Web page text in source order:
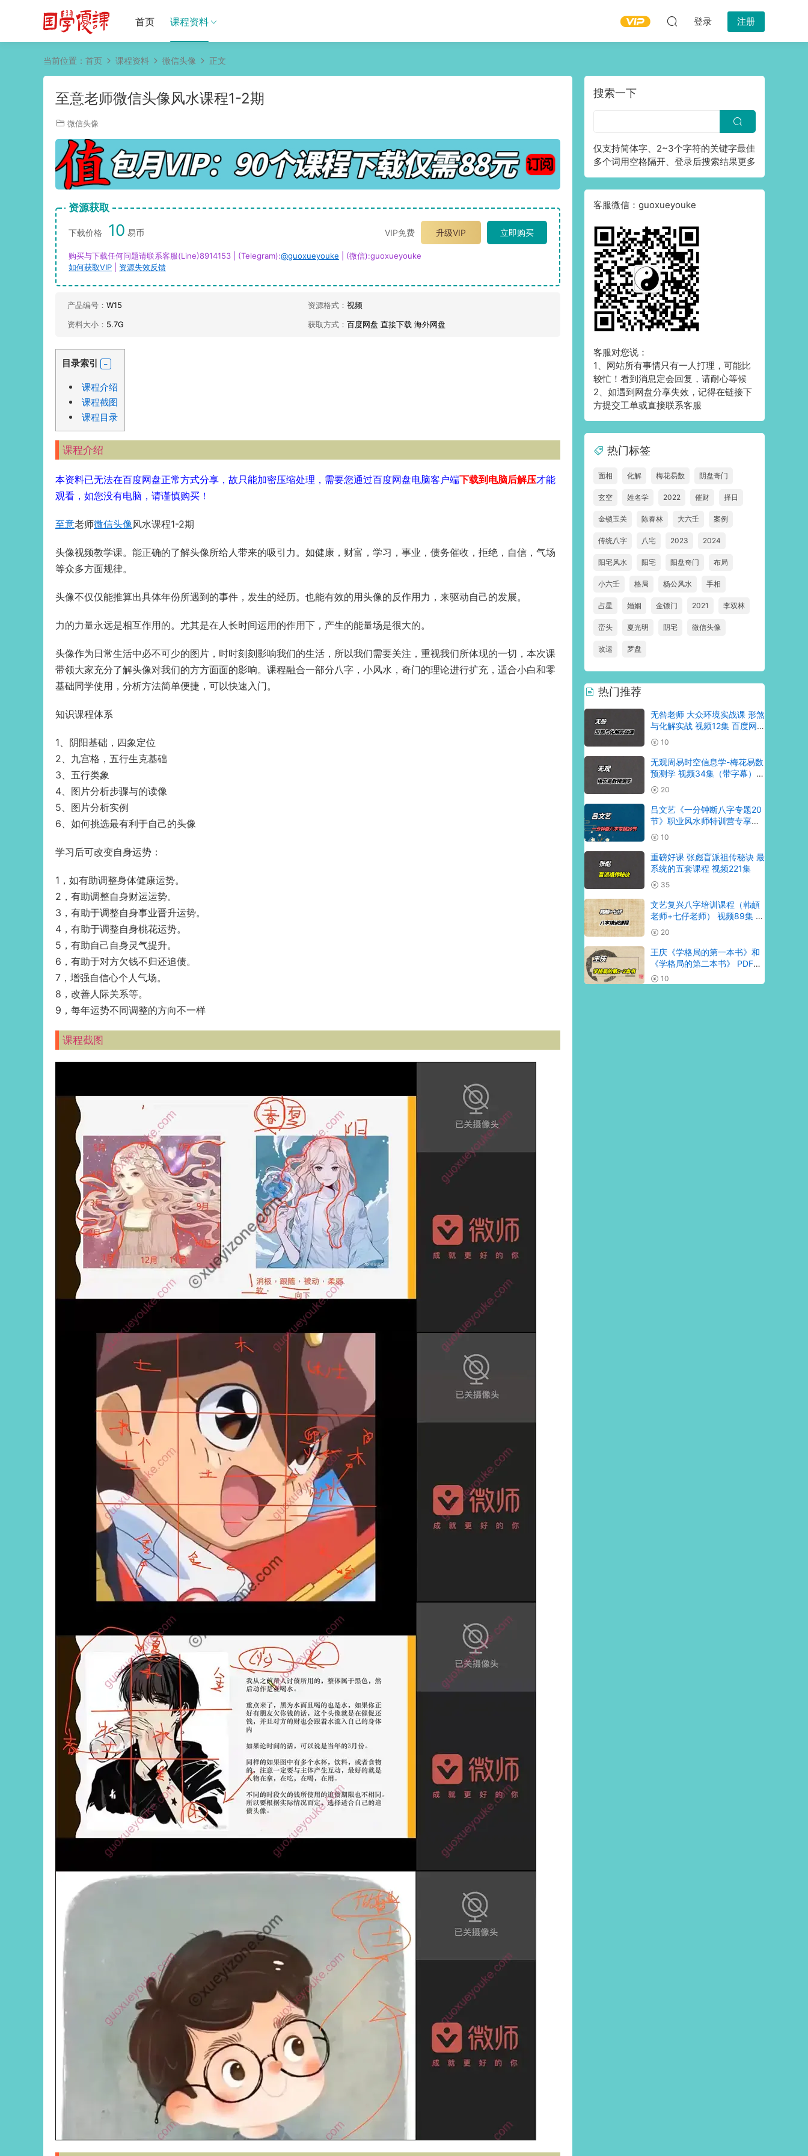
首页 课程资料 登录 注册
当前位置： 首页 课程资料 微信头像 正文
至意老师微信头像风水课程1-2期
微信头像
资源获取
下载价格 10 易币 VIP免费 升级VIP 立即购买
购买与下载任何问题请联系客服(Line)8914153 | (Telegram):@guoxueyouke | (微信):guoxueyouke
如何获取VIP
资源失效反馈
产品编号： W15 资源格式： 视频
资料大小： 5.7G 获取方式： 百度网盘 直接下载 海外网盘
目录索引
课程介绍
课程截图
课程目录
课程介绍
本资料已无法在百度网盘正常方式分享，故只能加密压缩处理，需要您通过百度网盘电脑客户端下载到电脑后解压才能
观看，如您没有电脑，请谨慎购买！
至意老师微信头像风水课程1-2期
头像视频教学课。能正确的了解头像所给人带来的吸引力。如健康，财富，学习，事业，债务催收，拒绝，自信，气场
等众多方面规律。
头像不仅仅能推算出具体年份所遇到的事件，发生的经历。也能有效的用头像的反作用力，来驱动自己的发展。
力的力量永远是相互作用的。尤其是在人长时间运用的作用下，产生的能量场是很大的。
头像作为日常生活中必不可少的图片，时时刻刻影响我们的生活，所以我们需要关注，重视我们所体现的一切，本次课
带领大家充分了解头像对我们的方方面面的影响。课程融合一部分八字，小风水，奇门的理论进行扩充，适合小白和零
基础同学使用，分析方法简单便捷，可以快速入门。
知识课程体系
1、阴阳基础，四象定位
2、九宫格，五行生克基础
3、五行类象
4、图片分析步骤与的读像
5、图片分析实例
6、如何挑选最有利于自己的头像
学习后可改变自身运势：
1，如有助调整身体健康运势。
2，有助调整自身财运运势。
3，有助于调整自身事业晋升运势。
4，有助于调整自身桃花运势。
5，有助自己自身灵气提升。
6，有助于对方欠钱不归还追债。
7，增强自信心个人气场。
8，改善人际关系等。
9，每年运势不同调整的方向不一样
课程截图
搜索一下
仅支持简体字、2~3个字符的关键字最佳
多个词用空格隔开、登录后搜索结果更多
客服微信：guoxueyouke
客服对您说：
1、网站所有事情只有一人打理，可能比
较忙！看到消息定会回复，请耐心等候
2、如遇到网盘分享失效，记得在链接下
方提交工单或直接联系客服
热门标签
面相 化解 梅花易数 阴盘奇门
玄空 姓名学 2022 催财 择日
金锁玉关 陈春林 大六壬 案例
传统八字 八宅 2023 2024
阳宅风水 阳宅 阳盘奇门 布局
小六壬 格局 杨公风水 手相
占星 婚姻 金镖门 2021 李双林
峦头 夏光明 阴宅 微信头像
改运 罗盘
热门推荐
无咎老师 大众环境实战课 形煞
与化解实战 视频12集 百度网
盘分享
10
无观周易时空信息学-梅花易数
预测学 视频34集（带字幕）
百度网盘分享
20
吕文艺《一分钟断八字专题20
节》职业风水师特训营专享
PDF195页
10
重磅好课 张彪盲派祖传秘诀 最
系统的五套课程 视频221集
35
文艺复兴八字培训课程（韩頔
老师+七仔老师） 视频89集 百
度网盘分享
20
王庆《学格局的第一本书》和
《学格局的第二本书》 PDF电
子书两册 百度网盘
10